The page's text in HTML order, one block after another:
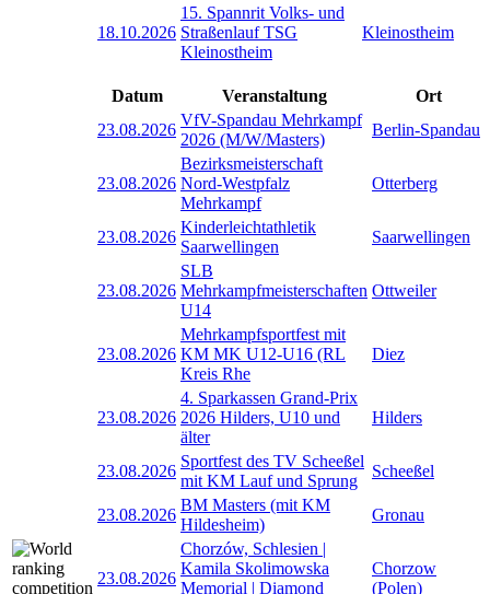
18.10.2026
15. Spannrit Volks- und
Straßenlauf TSG
Kleinostheim
Kleinostheim
Datum Veranstaltung
Ort
23.08.2026
VfV-Spandau Mehrkampf
2026 (M/W/Masters)
Berlin-Spandau
23.08.2026
Bezirksmeisterschaft
Nord-Westpfalz
Mehrkampf
Otterberg
23.08.2026
Kinderleichtathletik
Saarwellingen
Saarwellingen
23.08.2026
SLB
Mehrkampfmeisterschaften
U14
Ottweiler
23.08.2026
Mehrkampfsportfest mit
KM MK U12-U16 (RL
Kreis Rhe
Diez
23.08.2026
4. Sparkassen Grand-Prix
2026 Hilders, U10 und
älter
Hilders
23.08.2026
Sportfest des TV Scheeßel
mit KM Lauf und Sprung
Scheeßel
23.08.2026
BM Masters (mit KM
Hildesheim)
Gronau
23.08.2026
Chorzów, Schlesien |
Kamila Skolimowska
Memorial | Diamond
Chorzow
(Polen)